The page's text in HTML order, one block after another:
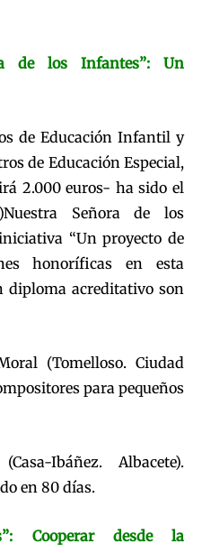
de los Infantes”: Un
de Educación Infantil y
de Educación Especial,
2.000 euros- ha sido el
Señora de los
“Un proyecto de
honoríficas en esta
diploma acreditativo son
(Tomelloso. Ciudad
para pequeños
Ibáñez. Albacete).
en 80 días.
Cooperar desde la